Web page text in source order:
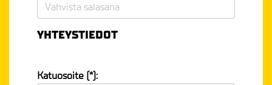
YHTEYSTIEDOT
Katuosoite (*):